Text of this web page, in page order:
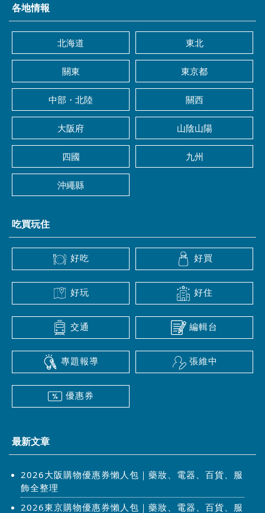
各地情報
北海道 東北
關東 東京都
中部・北陸 關西
大阪府 山陰山陽
四國 九州
沖繩縣
吃買玩住
好吃 好買
好玩 好住
交通 編輯台
專題報導 張維中
優惠券
最新文章
2026大阪購物優惠券懶人包｜藥妝、電器、百貨、服
飾全整理
2026東京購物優惠券懶人包｜藥妝、電器、百貨、服